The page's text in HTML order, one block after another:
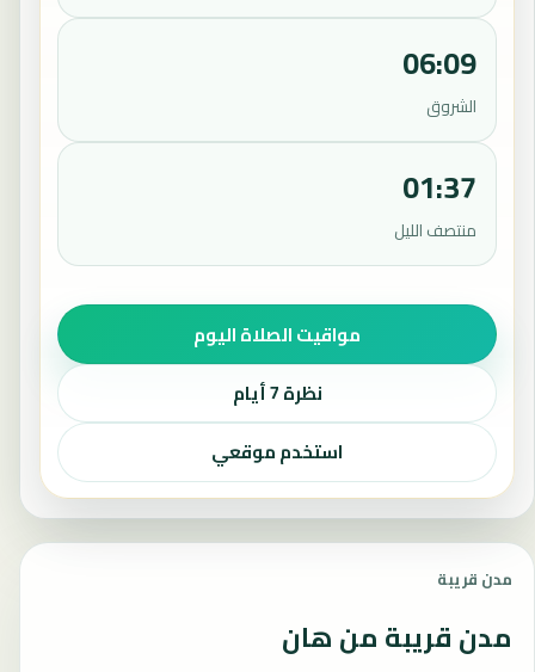
06:09
الشروق
01:37
منتصف الليل
مواقيت الصلاة اليوم
نظرة 7 أيام
استخدم موقعي
مدن قريبة
مدن قريبة من هان